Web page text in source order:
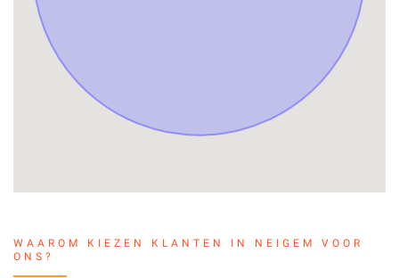
WAAROM KIEZEN KLANTEN IN NEIGEM VOOR
ONS?